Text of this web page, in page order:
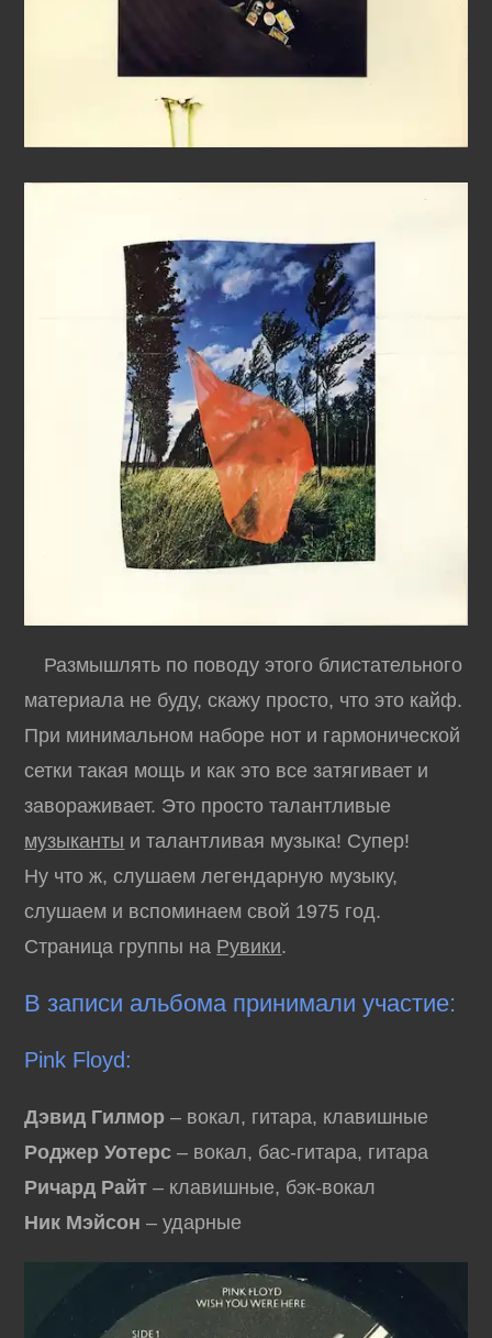
Размышлять по поводу этого блистательного
материала не буду, скажу просто, что это кайф.
При минимальном наборе нот и гармонической
сетки такая мощь и как это все затягивает и
завораживает. Это просто талантливые
музыканты и талантливая музыка! Супер!
Ну что ж, слушаем легендарную музыку,
слушаем и вспоминаем свой 1975 год.
Страница группы на Рувики.
В записи альбома принимали участие:
Pink Floyd:
Дэвид Гилмор – вокал, гитара, клавишные
Роджер Уотерс – вокал, бас-гитара, гитара
Ричард Райт – клавишные, бэк-вокал
Ник Мэйсон – ударные